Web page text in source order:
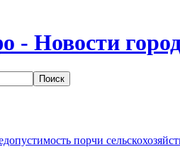
- Новости
порчи